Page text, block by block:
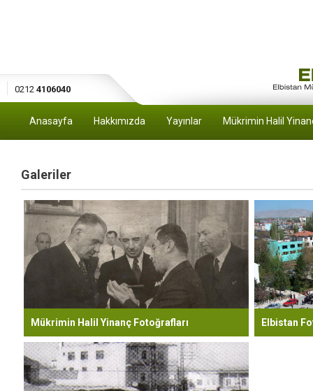
0212 4106040
Anasayfa Hakkımızda Yayınlar Mükrimin Halil
Galeriler
Mükrimin Halil Yinanç Fotoğrafları Elbistan